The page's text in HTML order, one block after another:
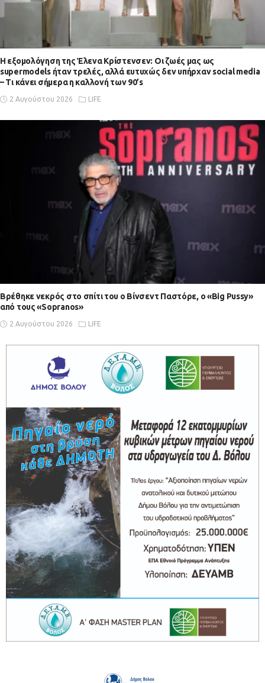
Η εξομολόγηση της Έλενα Κρίστενσεν: Οι ζωές μας ως
supermodels ήταν τρελές, αλλά ευτυχώς δεν υπήρχαν social media
– Τι κάνει σήμερα η καλλονή των 90’s
2 Αυγούστου 2026 LIFE
Βρέθηκε νεκρός στο σπίτι του ο Βίνσεντ Παστόρε, ο «Big Pussy»
από τους «Sopranos»
2 Αυγούστου 2026 LIFE